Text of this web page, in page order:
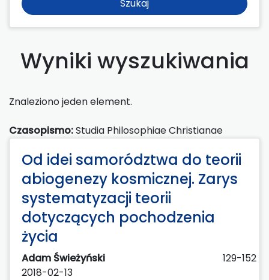
Szukaj
Wyniki wyszukiwania
Znaleziono jeden element.
Czasopismo:Studia Philosophiae Christianae
Od idei samorództwa do teorii
abiogenezy kosmicznej. Zarys
systematyzacji teorii
dotyczących pochodzenia
życia
Adam Świeżyński
129-152
2018-02-13